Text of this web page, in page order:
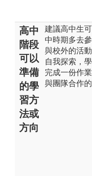
高中
階段
可以
準備
的學
習方
法或
方向
建議高中生
中時期多去
與校外的活
自我探索，
完成一份作
與團隊合作的